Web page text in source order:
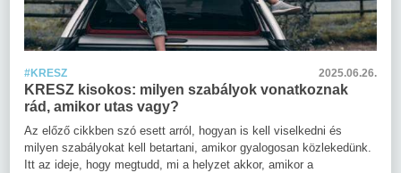
#KRESZ 2025.06.26.
KRESZ kisokos: milyen szabályok vonatkoznak
rád, amikor utas vagy?
Az előző cikkben szó esett arról, hogyan is kell viselkedni és
milyen szabályokat kell betartani, amikor gyalogosan közlekedünk.
Itt az ideje, hogy megtudd, mi a helyzet akkor, amikor a